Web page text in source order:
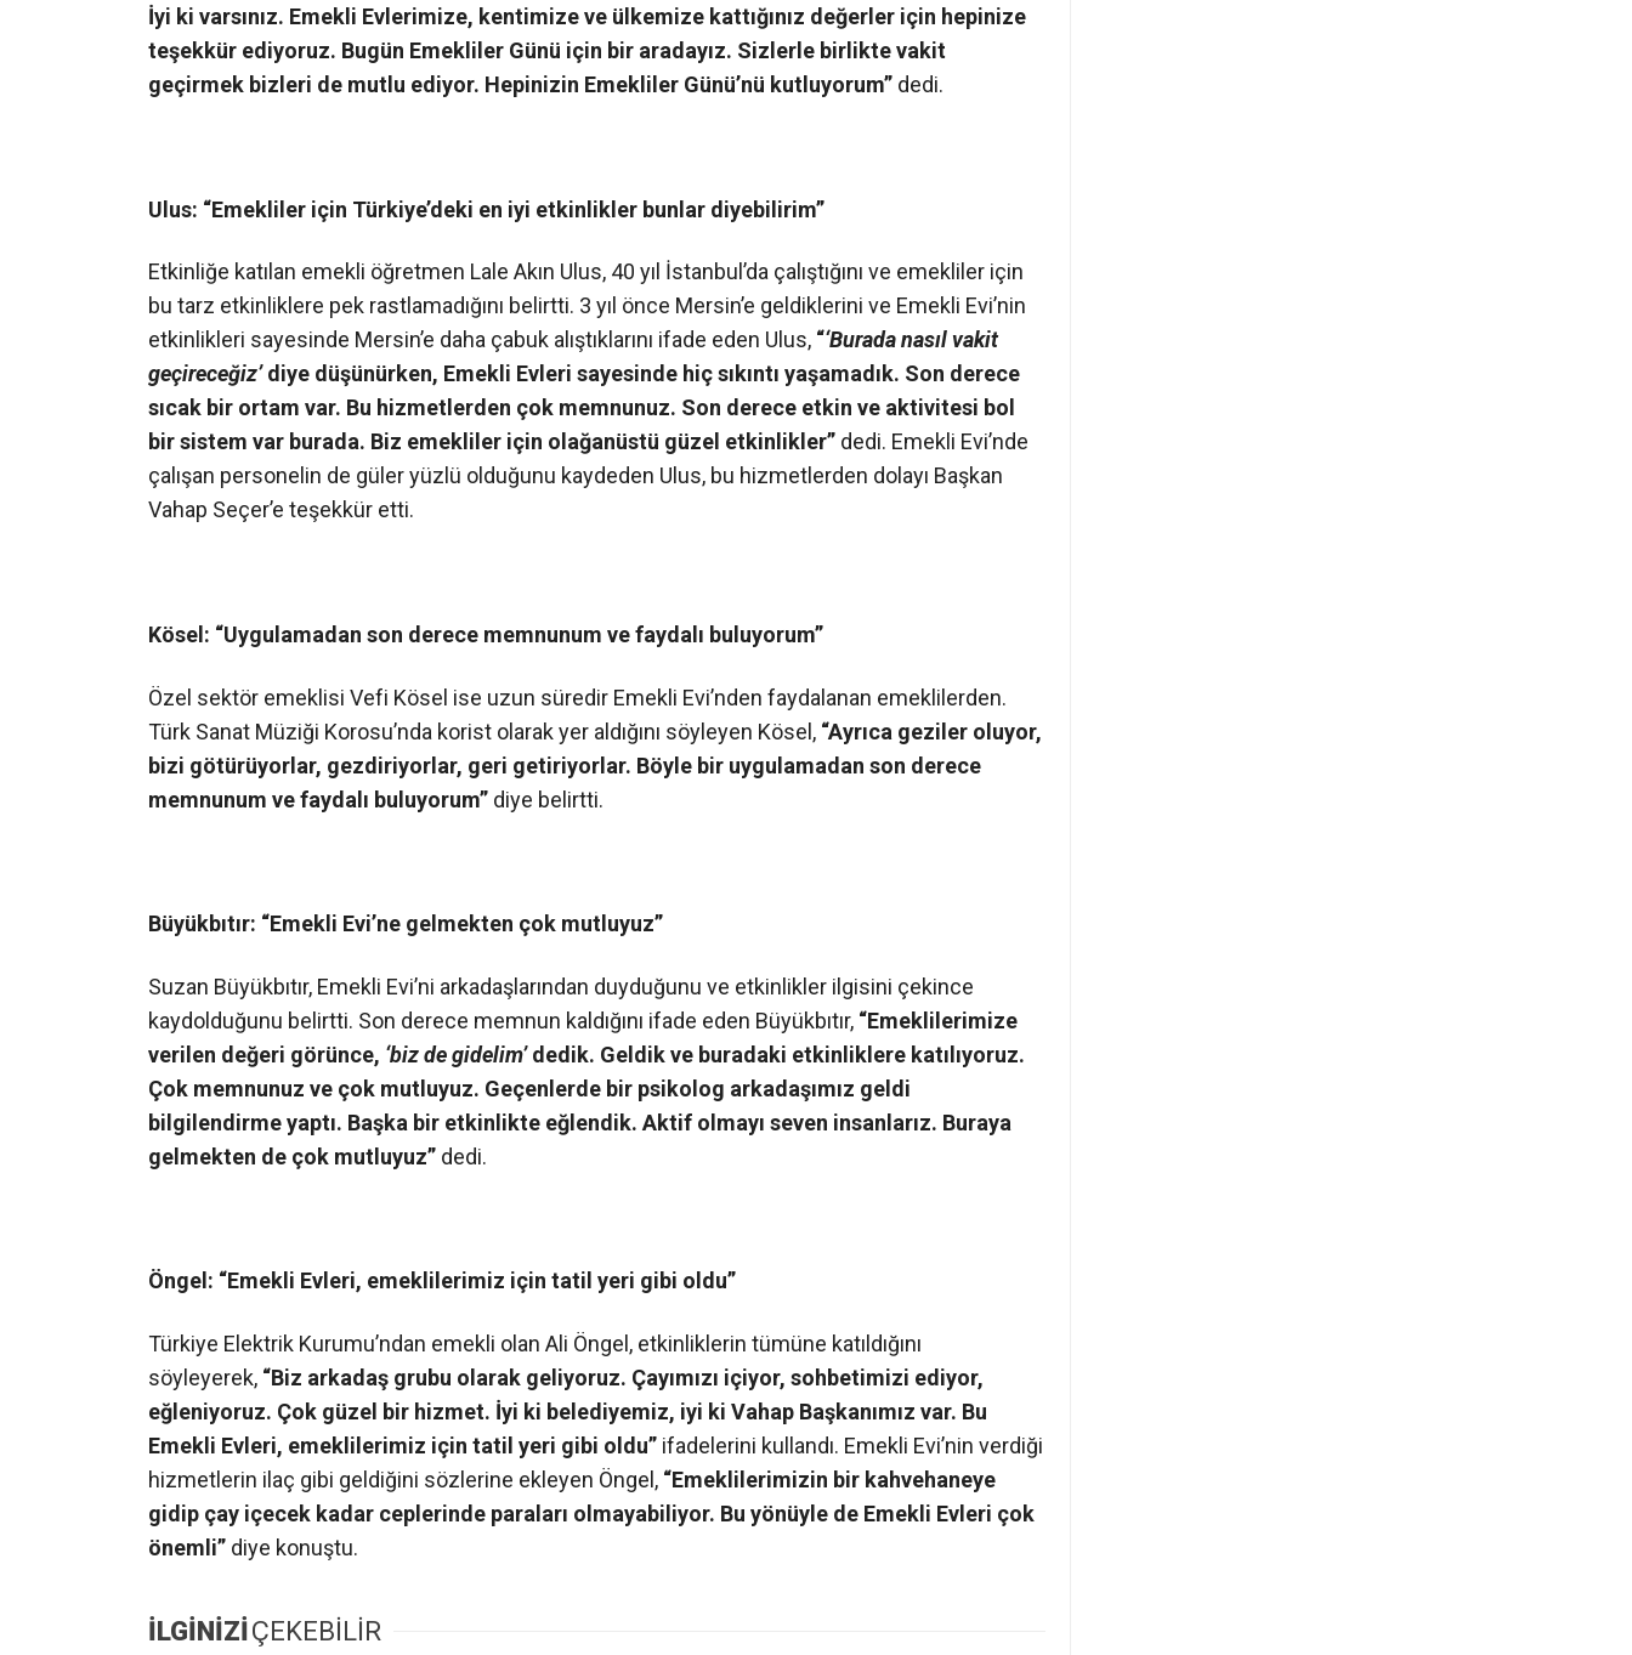
İyi ki varsınız. Emekli Evlerimize, kentimize ve ülkemize kattığınız değerler için hepinize
teşekkür ediyoruz. Bugün Emekliler Günü için bir aradayız. Sizlerle birlikte vakit
geçirmek bizleri de mutlu ediyor. Hepinizin Emekliler Günü’nü kutluyorum” dedi.
Ulus: “Emekliler için Türkiye’deki en iyi etkinlikler bunlar diyebilirim”
Etkinliğe katılan emekli öğretmen Lale Akın Ulus, 40 yıl İstanbul’da çalıştığını ve emekliler için
bu tarz etkinliklere pek rastlamadığını belirtti. 3 yıl önce Mersin’e geldiklerini ve Emekli Evi’nin
etkinlikleri sayesinde Mersin’e daha çabuk alıştıklarını ifade eden Ulus, “‘Burada nasıl vakit
geçireceğiz’diye düşünürken, Emekli Evleri sayesinde hiç sıkıntı yaşamadık. Son derece
sıcak bir ortam var. Bu hizmetlerden çok memnunuz. Son derece etkin ve aktivitesi bol
bir sistem var burada. Biz emekliler için olağanüstü güzel etkinlikler” dedi. Emekli Evi’nde
çalışan personelin de güler yüzlü olduğunu kaydeden Ulus, bu hizmetlerden dolayı Başkan
Vahap Seçer’e teşekkür etti.
Kösel: “Uygulamadan son derece memnunum ve faydalı buluyorum”
Özel sektör emeklisi Vefi Kösel ise uzun süredir Emekli Evi’nden faydalanan emeklilerden.
Türk Sanat Müziği Korosu’nda korist olarak yer aldığını söyleyen Kösel, “Ayrıca geziler oluyor,
bizi götürüyorlar, gezdiriyorlar, geri getiriyorlar. Böyle bir uygulamadan son derece
memnunum ve faydalı buluyorum” diye belirtti.
Büyükbıtır: “Emekli Evi’ne gelmekten çok mutluyuz”
Suzan Büyükbıtır, Emekli Evi’ni arkadaşlarından duyduğunu ve etkinlikler ilgisini çekince
kaydolduğunu belirtti. Son derece memnun kaldığını ifade eden Büyükbıtır, “Emeklilerimize
verilen değeri görünce, ‘biz de gidelim’dedik. Geldik ve buradaki etkinliklere katılıyoruz.
Çok memnunuz ve çok mutluyuz. Geçenlerde bir psikolog arkadaşımız geldi
bilgilendirme yaptı. Başka bir etkinlikte eğlendik. Aktif olmayı seven insanlarız. Buraya
gelmekten de çok mutluyuz” dedi.
Öngel: “Emekli Evleri, emeklilerimiz için tatil yeri gibi oldu”
Türkiye Elektrik Kurumu’ndan emekli olan Ali Öngel, etkinliklerin tümüne katıldığını
söyleyerek, “Biz arkadaş grubu olarak geliyoruz. Çayımızı içiyor, sohbetimizi ediyor,
eğleniyoruz. Çok güzel bir hizmet. İyi ki belediyemiz, iyi ki Vahap Başkanımız var. Bu
Emekli Evleri, emeklilerimiz için tatil yeri gibi oldu” ifadelerini kullandı. Emekli Evi’nin verdiği
hizmetlerin ilaç gibi geldiğini sözlerine ekleyen Öngel, “Emeklilerimizin bir kahvehaneye
gidip çay içecek kadar ceplerinde paraları olmayabiliyor. Bu yönüyle de Emekli Evleri çok
önemli” diye konuştu.
İLGİNİZİÇEKEBİLİR